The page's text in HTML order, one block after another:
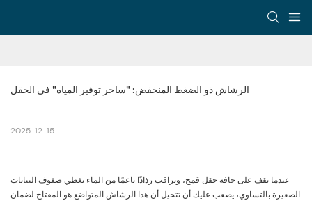
الرشاش ذو الضغط المنخفض: "ساحر توفير المياه" في الحقل
2025-12-15
عندما تقف على حافة حقل قمح، وتراقب رذاذًا ناعمًا من الماء يغطي صفوف النباتات
الصغيرة بالتساوي، يصعب عليك أن تتخيل أن هذا الرشاش المتواضع هو المفتاح لضمان